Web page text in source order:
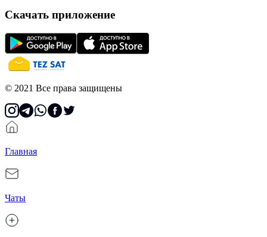
Скачать приложение
© 2021 Все права защищены
Главная
Чаты